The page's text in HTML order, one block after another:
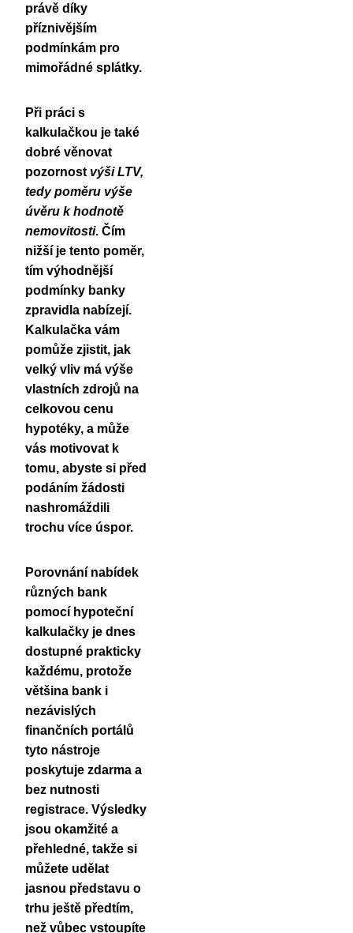
právě díky
příznivějším
podmínkám pro
mimořádné splátky.
Při práci s
kalkulačkou je také
dobré věnovat
pozornost výši LTV,
tedy poměru výše
úvěru k hodnotě
nemovitosti. Čím
nižší je tento poměr,
tím výhodnější
podmínky banky
zpravidla nabízejí.
Kalkulačka vám
pomůže zjistit, jak
velký vliv má výše
vlastních zdrojů na
celkovou cenu
hypotéky, a může
vás motivovat k
tomu, abyste si před
podáním žádosti
nashromáždili
trochu více úspor.
Porovnání nabídek
různých bank
pomocí hypoteční
kalkulačky je dnes
dostupné prakticky
každému, protože
většina bank i
nezávislých
finančních portálů
tyto nástroje
poskytuje zdarma a
bez nutnosti
registrace. Výsledky
jsou okamžité a
přehledné, takže si
můžete udělat
jasnou představu o
trhu ještě předtím,
než vůbec vstoupíte